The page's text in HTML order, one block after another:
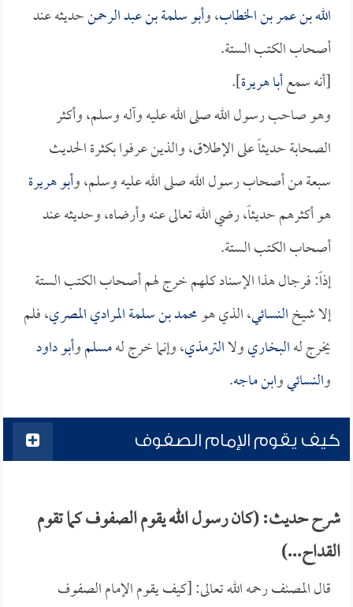
الله بن عمر بن الخطاب، وأبو سلمة بن عبد الرحمنحديثه عند
أصحاب الكتب الستة.
[أنه سمعأبا هريرة].
وهو صاحب رسول الله صلى الله عليه وآله وسلم، وأكثر
الصحابة حديثاً على الإطلاق، والذين عرفوا بكثرة الحديث
سبعة من أصحاب رسول الله صلى الله عليه وسلم، وأبو هريرة
هو أكثرهم حديثاً، رضي الله تعالى عنه وأرضاه، وحديثه عند
أصحاب الكتب الستة.
إذاً: فرجال هذا الإسناد كلهم خرج لهم أصحاب الكتب الستة
إلا شيخالنسائي، الذي هومحمد بن سلمة المرادي المصري، فلم
يخرج لهالبخاريولاالترمذي، وإنما خرج لهمسلموأبو داود
والنسائيوابن ماجه.
كيف يقوم الإمام الصفوف
شرح حديث: (كان رسول الله يقوم الصفوف كما تقوم
القداح...)
قال المصنف رحمه الله تعالى: [كيف يقوم الإمام الصفوف